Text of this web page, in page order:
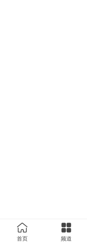
首页 频道